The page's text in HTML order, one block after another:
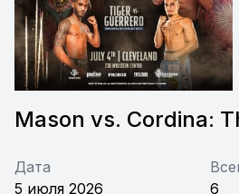
Mason vs. Cordina:
Дата
5 июля 2026
6